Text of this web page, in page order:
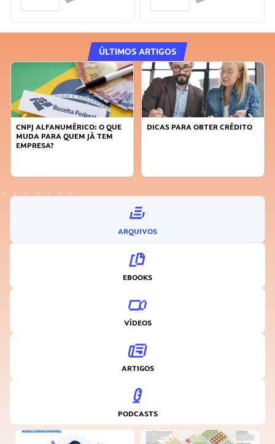
ÚLTIMOS ARTIGOS
CNPJ ALFANUMÉRICO: O QUE
MUDA PARA QUEM JÁ TEM
EMPRESA?
DICAS PARA OBTER CRÉDITO
ARQUIVOS
EBOOKS
VÍDEOS
ARTIGOS
PODCASTS